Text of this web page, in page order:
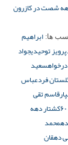
شصت در کازرون
ها: ابراهیم
پرویز توحیدیجواد
سعید
فردعباس
قاسم تقی
کشتار دهه
محمد
دهقان